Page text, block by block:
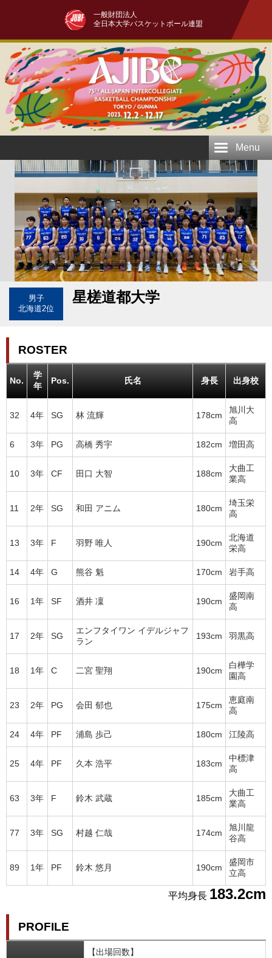
一般財団法人
全日本大学バスケットボール連盟
Menu
男子
北海道2位
星槎道都大学
ROSTER
No.
学
年
Pos. 氏名 身長 出身校
32 4年 SG 林 流輝 178cm
旭川大
高
6 3年 PG 高橋 秀宇 182cm 増田高
10 3年 CF 田口 大智 188cm
大曲工
業高
11 2年 SG 和田 アニム 180cm
埼玉栄
高
13 3年 F 羽野 唯人 190cm
北海道
栄高
14 4年 G 熊谷 魁 170cm 岩手高
16 1年 SF 酒井 凜 190cm
盛岡南
高
17 2年 SG
エンフタイワン イデルジャフ
ラン
193cm 羽黒高
18 1年 C 二宮 聖翔 190cm
白樺学
園高
23 2年 PG 会田 郁也 175cm
恵庭南
高
24 4年 PF 浦島 歩己 180cm 江陵高
25 4年 PF 久本 浩平 183cm
中標津
高
63 3年 F 鈴木 武蔵 185cm
大曲工
業高
77 3年 SG 村越 仁哉 174cm
旭川龍
谷高
89 1年 PF 鈴木 悠月 190cm
盛岡市
立高
平均身長 183.2cm
PROFILE
【出場回数】